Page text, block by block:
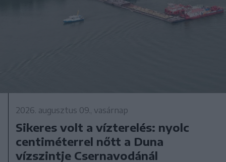
2026. augusztus 09., vasárnap
Sikeres volt a vízterelés: nyolc
centiméterrel nőtt a Duna
vízszintje Csernavodánál